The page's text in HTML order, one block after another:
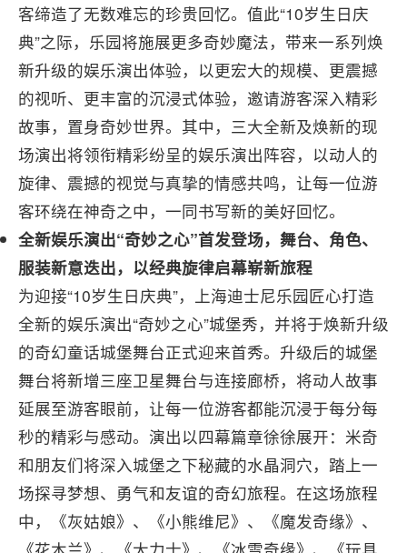
客缔造了无数难忘的珍贵回忆。值此“10岁生日庆
典”之际，乐园将施展更多奇妙魔法，带来一系列焕
新升级的娱乐演出体验，以更宏大的规模、更震撼
的视听、更丰富的沉浸式体验，邀请游客深入精彩
故事，置身奇妙世界。其中，三大全新及焕新的现
场演出将领衔精彩纷呈的娱乐演出阵容，以动人的
旋律、震撼的视觉与真挚的情感共鸣，让每一位游
客环绕在神奇之中，一同书写新的美好回忆。
全新娱乐演出“奇妙之心”首发登场，舞台、角色、
服装新意迭出，以经典旋律启幕崭新旅程
为迎接“10岁生日庆典”，上海迪士尼乐园匠心打造
全新的娱乐演出“奇妙之心”城堡秀，并将于焕新升级
的奇幻童话城堡舞台正式迎来首秀。升级后的城堡
舞台将新增三座卫星舞台与连接廊桥，将动人故事
延展至游客眼前，让每一位游客都能沉浸于每分每
秒的精彩与感动。演出以四幕篇章徐徐展开：米奇
和朋友们将深入城堡之下秘藏的水晶洞穴，踏上一
场探寻梦想、勇气和友谊的奇幻旅程。在这场旅程
中，《灰姑娘》、《小熊维尼》、《魔发奇缘》、